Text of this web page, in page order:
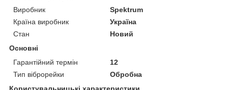
Виробник
Spektrum
Країна виробник
Україна
Стан
Новий
Основні
Гарантійний термін
12
Тип віброрейки
Обробна
Користувальницькі характеристики